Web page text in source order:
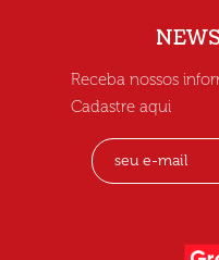
Receba nossos
Cadastre aqui